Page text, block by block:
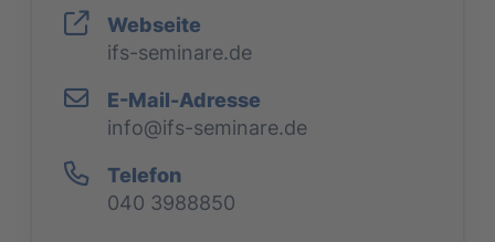
Webseite
ifs-seminare.de
E-Mail-Adresse
info@ifs-seminare.de
Telefon
040 3988850